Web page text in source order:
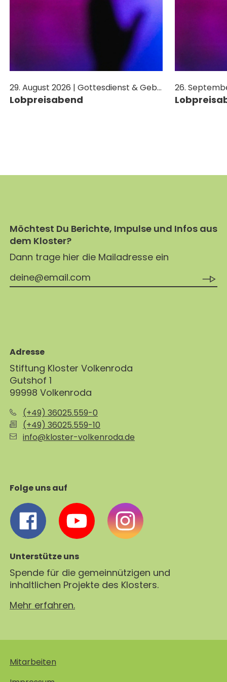
JETZT SPENDEN
29. August 2026 | Gottesdienst & Gebet
Lobpreisabend
Möchtest Du Berichte, Impulse und Infos aus
dem Kloster?
Dann trage hier die Mailadresse ein
Adresse
Stiftung Kloster Volkenroda
Gutshof 1
99998 Volkenroda
(+49) 36025.559-0
(+49) 36025.559-10
info@kloster-volkenroda.de
Folge uns auf
Unterstütze uns
Spende für die gemeinnützigen und
inhaltlichen Projekte des Klosters.
Mehr erfahren.
Mitarbeiten